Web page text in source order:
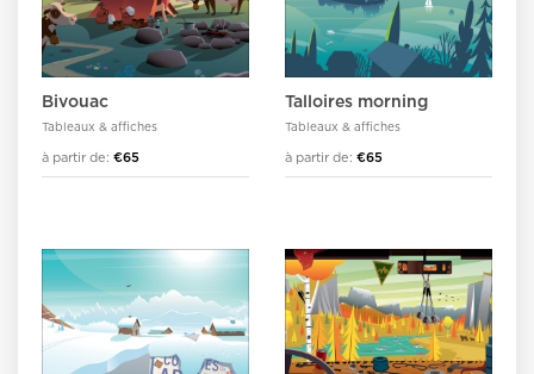
Bivouac
Tableaux & affiches
à partir de: €65
Talloires morning
Tableaux & affiches
à partir de: €65